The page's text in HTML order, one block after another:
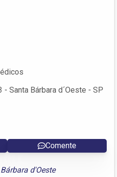
- Santa Bárbara d´Oeste - SP
Comente
d'Oeste